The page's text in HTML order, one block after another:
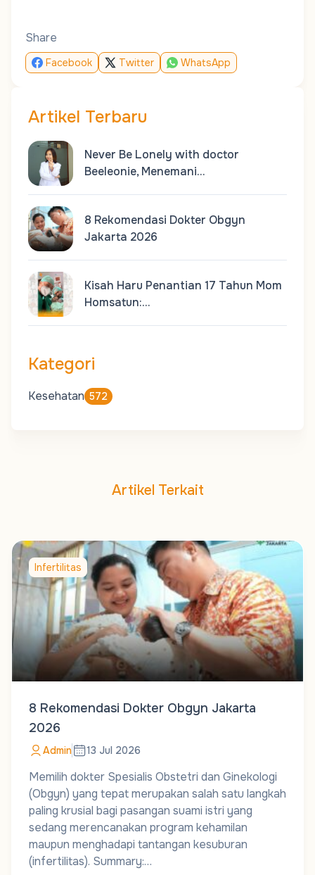
Share
Facebook Twitter WhatsApp
Artikel Terbaru
Never Be Lonely with doctor
Beeleonie, Menemani…
8 Rekomendasi Dokter Obgyn
Jakarta 2026
Kisah Haru Penantian 17 Tahun Mom
Homsatun:…
Kategori
Kesehatan 572
Artikel Terkait
Infertilitas
8 Rekomendasi Dokter Obgyn Jakarta
2026
Admin 13 Jul 2026
Memilih dokter Spesialis Obstetri dan Ginekologi
(Obgyn) yang tepat merupakan salah satu langkah
paling krusial bagi pasangan suami istri yang
sedang merencanakan program kehamilan
maupun menghadapi tantangan kesuburan
(infertilitas). Summary:…